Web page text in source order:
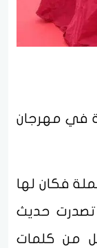
في مهرجان
فكان لها
تصدرت حديث
من كلمات